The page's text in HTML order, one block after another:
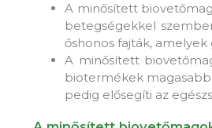
A minősített
betegségekkel
őshonos fajták,
A minősített
biotermékek
pedig elősegíti az